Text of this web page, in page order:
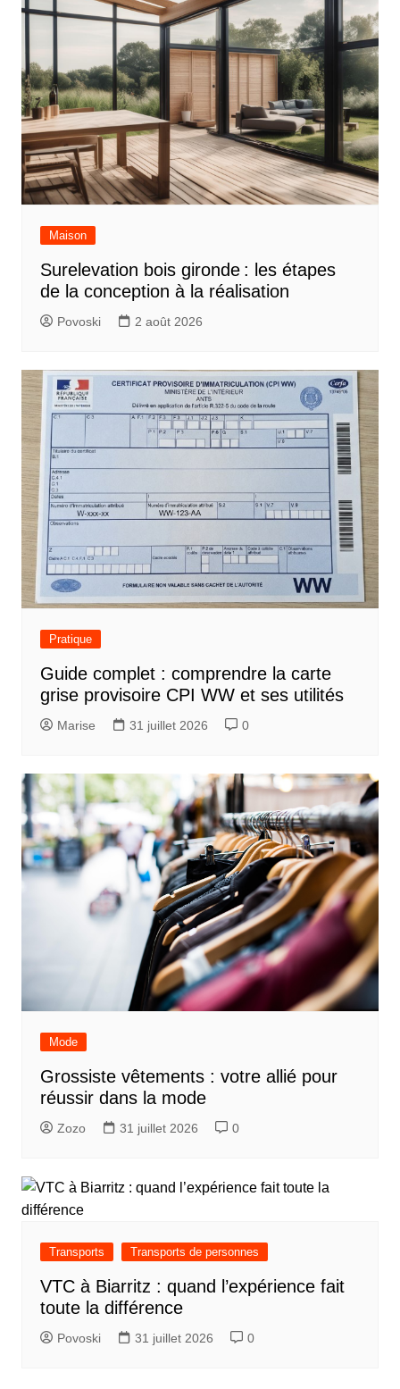
Maison
Surelevation bois gironde : les étapes
de la conception à la réalisation
Povoski 2 août 2026
Pratique
Guide complet : comprendre la carte
grise provisoire CPI WW et ses utilités
Marise 31 juillet 2026 0
Mode
Grossiste vêtements : votre allié pour
réussir dans la mode
Zozo 31 juillet 2026 0
Transports Transports de personnes
VTC à Biarritz : quand l’expérience fait
toute la différence
Povoski 31 juillet 2026 0